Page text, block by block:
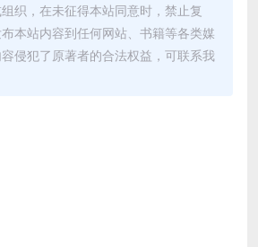
织，在未征得本站同意时，禁止复
本站内容到任何网站、书籍等各类媒
侵犯了原著者的合法权益，可联系我